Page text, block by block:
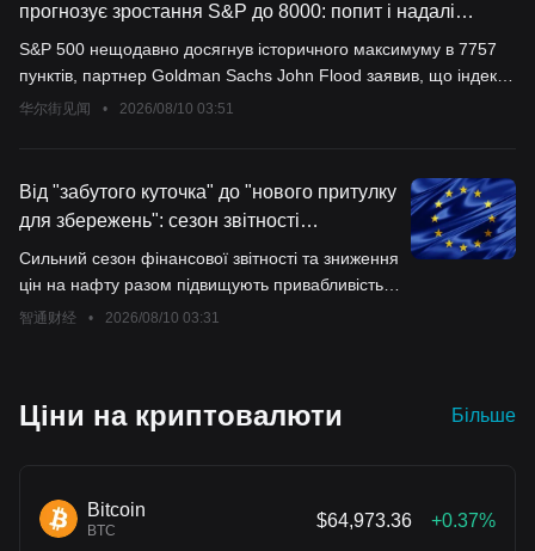
прогнозує зростання S&P до 8000: попит і надалі
переважатиме пропозицію
S&P 500 нещодавно досягнув історичного максимуму в 7757
пунктів, партнер Goldman Sachs John Flood заявив, що індекс
S&P може подолати позначку 8000. Незважаючи на те, що у
що відносна частка ринкової капіталізації становить близько
1% і відповідає середньоісторичному рівню. З початку року
схвалені викупні програми досягли 989 млрд доларів, а
очікуваний обсяг викупу акцій у 2024 році – 1,4 трлн доларів,
що, ймовірно, продовжить випереджати пропозицію.
华尔街见闻 • 2026/08/10 03:51
Від "забутого куточка" до "нового притулку
для збережень": сезон звітності
європейських акцій вражає всіх, прибуток
зріс на 22%, що стало найвищим
показником за останні чотири роки
Сильний сезон фінансової звітності та зниження
цін на нафту разом підвищують привабливість
європейських фондових ринків як безпечної
глобальних технологічних акцій.
智通财经 • 2026/08/10 03:31
Ціни на криптовалюти Більше
Bitcoin
BTC
$64,973.36 +0.37%